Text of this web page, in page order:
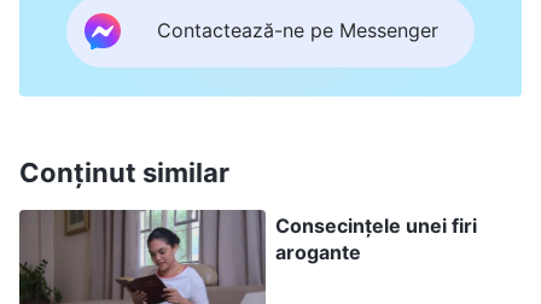
despre lucrarea de evanghelizare, Xin Ran a
atras atenția asupra faptului că, în ultimul timp,
mă concentrasem doar pe treburile generale, nu
abătusem de la datoria mea principală. Eram
conștientă de această chestiune pe care o
semnalase și știam că, într-adevăr, reprezenta o
problemă în lucrarea mea, dar auzind-o atrăgând
Contactează-ne pe Messenger
Conținut similar
Consecințele unei firi
arogante